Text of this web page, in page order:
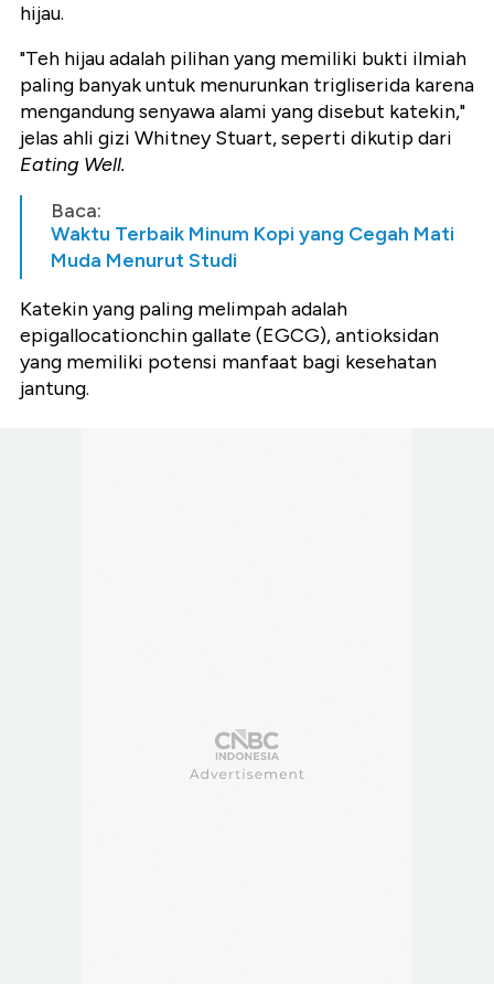
hijau.
"Teh hijau adalah pilihan yang memiliki bukti ilmiah
paling banyak untuk menurunkan trigliserida karena
mengandung senyawa alami yang disebut katekin,"
jelas ahli gizi Whitney Stuart, seperti dikutip dari
Eating Well.
Baca:
Waktu Terbaik Minum Kopi yang Cegah Mati
Muda Menurut Studi
Katekin yang paling melimpah adalah
epigallocationchin gallate (EGCG), antioksidan
yang memiliki potensi manfaat bagi kesehatan
jantung.